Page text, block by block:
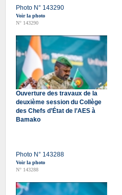
Photo N° 143290
Voir la photo
N° 143290
Ouverture des travaux de la
deuxième session du Collège
des Chefs d’État de l’AES à
Bamako
Photo N° 143288
Voir la photo
N° 143288